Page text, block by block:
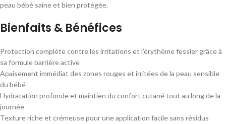
peau bébé saine et bien protégée.
Bienfaits & Bénéfices
Protection complète contre les irritations et l’érythème fessier grâce à
sa formule barrière active
Apaisement immédiat des zones rouges et irritées de la peau sensible
du bébé
Hydratation profonde et maintien du confort cutané tout au long de la
journée
Texture riche et crémeuse pour une application facile sans résidus